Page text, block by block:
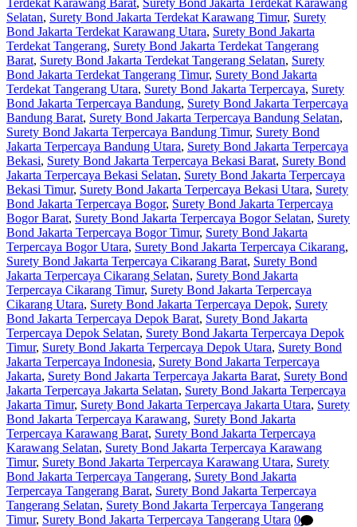
Selatan, Surety Bond Jakarta Terdekat Karawang Timur, Surety
Bond Jakarta Terdekat Karawang Utara, Surety Bond Jakarta
Terdekat Tangerang, Surety Bond Jakarta Terdekat Tangerang
Barat, Surety Bond Jakarta Terdekat Tangerang Selatan, Surety
Bond Jakarta Terdekat Tangerang Timur, Surety Bond Jakarta
Terdekat Tangerang Utara, Surety Bond Jakarta Terpercaya, Surety
Bond Jakarta Terpercaya Bandung, Surety Bond Jakarta Terpercaya
Bandung Barat, Surety Bond Jakarta Terpercaya Bandung Selatan,
Surety Bond Jakarta Terpercaya Bandung Timur, Surety Bond
Jakarta Terpercaya Bandung Utara, Surety Bond Jakarta Terpercaya
Bekasi, Surety Bond Jakarta Terpercaya Bekasi Barat, Surety Bond
Jakarta Terpercaya Bekasi Selatan, Surety Bond Jakarta Terpercaya
Bekasi Timur, Surety Bond Jakarta Terpercaya Bekasi Utara, Surety
Bond Jakarta Terpercaya Bogor, Surety Bond Jakarta Terpercaya
Bogor Barat, Surety Bond Jakarta Terpercaya Bogor Selatan, Surety
Bond Jakarta Terpercaya Bogor Timur, Surety Bond Jakarta
Terpercaya Bogor Utara, Surety Bond Jakarta Terpercaya Cikarang,
Surety Bond Jakarta Terpercaya Cikarang Barat, Surety Bond
Jakarta Terpercaya Cikarang Selatan, Surety Bond Jakarta
Terpercaya Cikarang Timur, Surety Bond Jakarta Terpercaya
Cikarang Utara, Surety Bond Jakarta Terpercaya Depok, Surety
Bond Jakarta Terpercaya Depok Barat, Surety Bond Jakarta
Terpercaya Depok Selatan, Surety Bond Jakarta Terpercaya Depok
Timur, Surety Bond Jakarta Terpercaya Depok Utara, Surety Bond
Jakarta Terpercaya Indonesia, Surety Bond Jakarta Terpercaya
Jakarta, Surety Bond Jakarta Terpercaya Jakarta Barat, Surety Bond
Jakarta Terpercaya Jakarta Selatan, Surety Bond Jakarta Terpercaya
Jakarta Timur, Surety Bond Jakarta Terpercaya Jakarta Utara, Surety
Bond Jakarta Terpercaya Karawang, Surety Bond Jakarta
Terpercaya Karawang Barat, Surety Bond Jakarta Terpercaya
Karawang Selatan, Surety Bond Jakarta Terpercaya Karawang
Timur, Surety Bond Jakarta Terpercaya Karawang Utara, Surety
Bond Jakarta Terpercaya Tangerang, Surety Bond Jakarta
Terpercaya Tangerang Barat, Surety Bond Jakarta Terpercaya
Tangerang Selatan, Surety Bond Jakarta Terpercaya Tangerang
Timur, Surety Bond Jakarta Terpercaya Tangerang Utara 0